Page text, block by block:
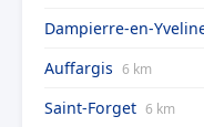
Dampierre-en-
Auffargis 6 km
Saint-Forget 6 km